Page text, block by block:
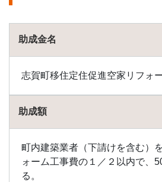
助成金名
志賀町移住定住促進空家リフォ
助成額
町内建築業者（下請けを含む）
ォーム工事費の１／２以内で、
る。